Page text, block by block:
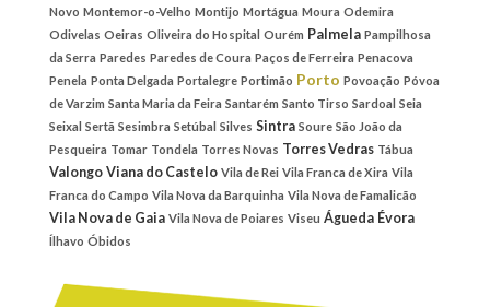
Novo Montemor-o-Velho Montijo Mortágua Moura Odemira
Odivelas Oeiras Oliveira do Hospital Ourém Palmela Pampilhosa
da Serra Paredes Paredes de Coura Paços de Ferreira Penacova
Penela Ponta Delgada Portalegre Portimão Porto Povoação Póvoa
de Varzim Santa Maria da Feira Santarém Santo Tirso Sardoal Seia
Seixal Sertã Sesimbra Setúbal Silves Sintra Soure São João da
Pesqueira Tomar Tondela Torres Novas Torres Vedras Tábua
Valongo Viana do Castelo Vila de Rei Vila Franca de Xira Vila
Franca do Campo Vila Nova da Barquinha Vila Nova de Famalicão
Vila Nova de Gaia Vila Nova de Poiares Viseu Águeda Évora
Ílhavo Óbidos